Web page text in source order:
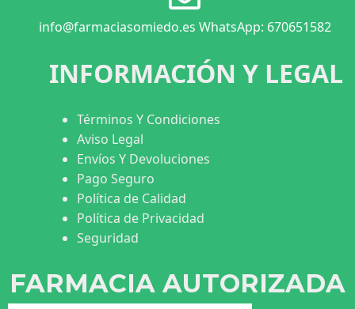
info@farmaciasomiedo.es WhatsApp: 670651582
INFORMACIÓN Y LEGAL
Términos Y Condiciones
Aviso Legal
Envíos Y Devoluciones
Pago Seguro
Política de Calidad
Política de Privacidad
Seguridad
FARMACIA AUTORIZADA